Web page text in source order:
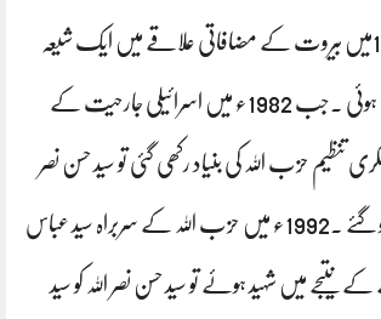
ان کی ولادت 1960میں بیروت کے مضافاتی علاقے میں ایک شیعہ
مسلمان گھرانے میں ہوئی ۔جب 1982ء میں اسرائیلی جارحیت کے
تنظیم حزب اللہ کی بنیاد رکھی گئی تو سید حسن نصر
اللہ اس میں شامل ہوگئے ۔1992ء میں حزب اللہ کے سربراہ سید عباس
نتیجے میں شہید ہوئے تو سید حسن نصر اللہ کو سید